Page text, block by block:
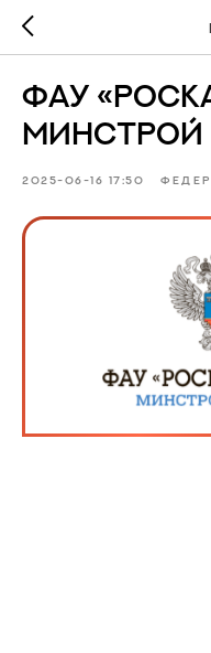
ФАУ
МИНСТРОЙ
2025-06-16 17:50